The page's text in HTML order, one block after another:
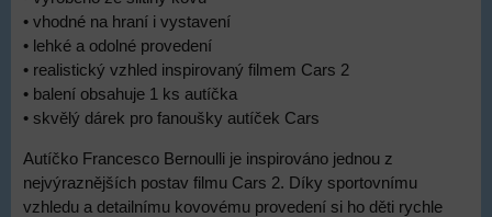
• vhodné na hraní i vystavení
• lehké a odolné provedení
• realistický vzhled inspirovaný filmem Cars 2
• balení obsahuje 1 ks autíčka
• skvělý dárek pro fanoušky autíček Cars
Autíčko Francesco Bernoulli je inspirováno jednou z
nejvýraznějších postav filmu Cars 2. Díky sportovnímu
vzhledu a detailnímu kovovému provedení si ho děti rychle